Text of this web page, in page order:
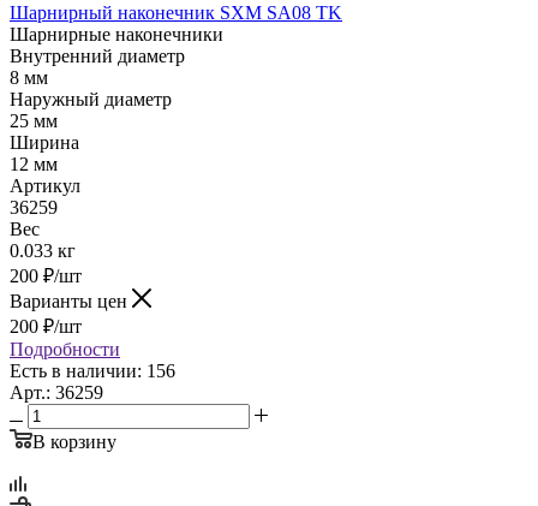
Шарнирный наконечник SXM SA08 TK
Шарнирные наконечники
Внутренний диаметр
8 мм
Наружный диаметр
25 мм
Ширина
12 мм
Артикул
36259
Вес
0.033 кг
200 ₽/шт
Варианты цен
200 ₽/шт
Подробности
Есть в наличии: 156
Арт.: 36259
В корзину